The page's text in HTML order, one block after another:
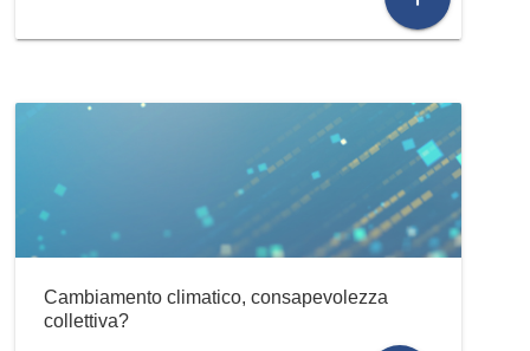
Cambiamento climatico, consapevolezza
collettiva?